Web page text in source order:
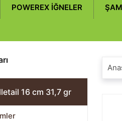
POWEREX İĞNELER
16 cm 31,7 gr